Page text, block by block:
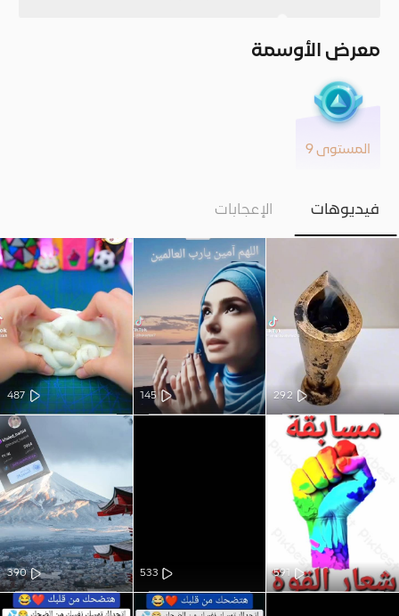
معرض الأوسمة
المستوى 9
فيديوهات الإعجابات
292
145
487
591
533
390